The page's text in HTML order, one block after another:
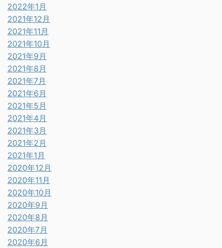
2022年1月
2021年12月
2021年11月
2021年10月
2021年9月
2021年8月
2021年7月
2021年6月
2021年5月
2021年4月
2021年3月
2021年2月
2021年1月
2020年12月
2020年11月
2020年10月
2020年9月
2020年8月
2020年7月
2020年6月